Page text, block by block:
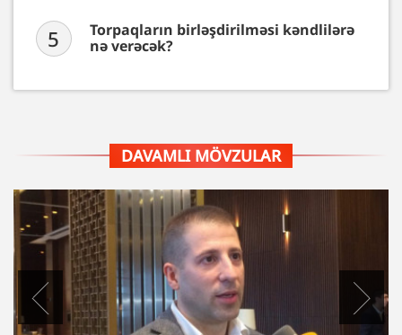
5
Torpaqların birləşdirilməsi kəndlilərə
nə verəcək?
DAVAMLI MÖVZULAR